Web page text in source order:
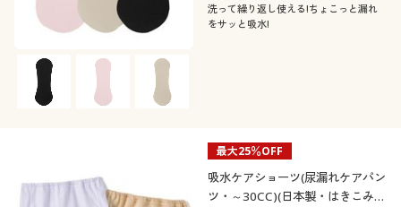
洗って繰り返し使える!ちょこっと漏れ
をサッと吸水!
最大25％OFF
吸水ケアショーツ(尿漏れケアパン
ツ・～30CC)(日本製・はきこみ丈